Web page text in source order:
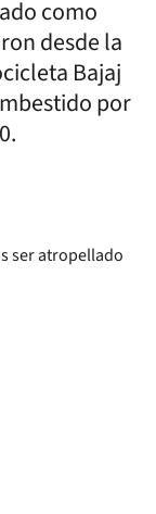
como
desde la
Bajaj
por